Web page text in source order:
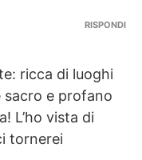
ricca di luoghi
sacro e profano
L’ho vista di
tornerei
RISPONDI